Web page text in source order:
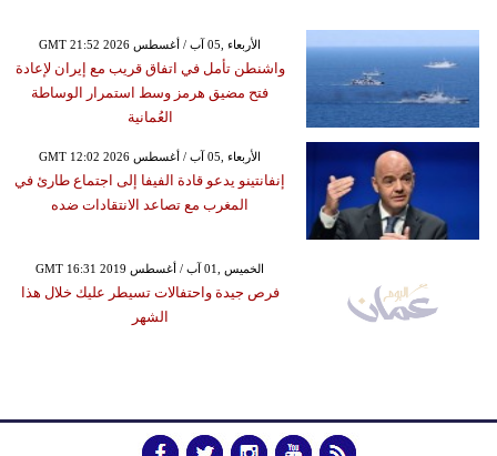
GMT 21:52 2026 الأربعاء ,05 آب / أغسطس
واشنطن تأمل في اتفاق قريب مع إيران لإعادة
فتح مضيق هرمز وسط استمرار الوساطة
العُمانية
GMT 12:02 2026 الأربعاء ,05 آب / أغسطس
إنفانتينو يدعو قادة الفيفا إلى اجتماع طارئ في
المغرب مع تصاعد الانتقادات ضده
GMT 16:31 2019 الخميس ,01 آب / أغسطس
فرص جيدة واحتفالات تسيطر عليك خلال هذا
الشهر